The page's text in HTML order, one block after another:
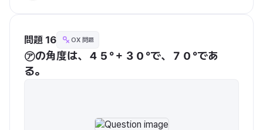
問題 16 OX 問題
㋐の角度は、４５°＋３０°で、７０°であ
る。